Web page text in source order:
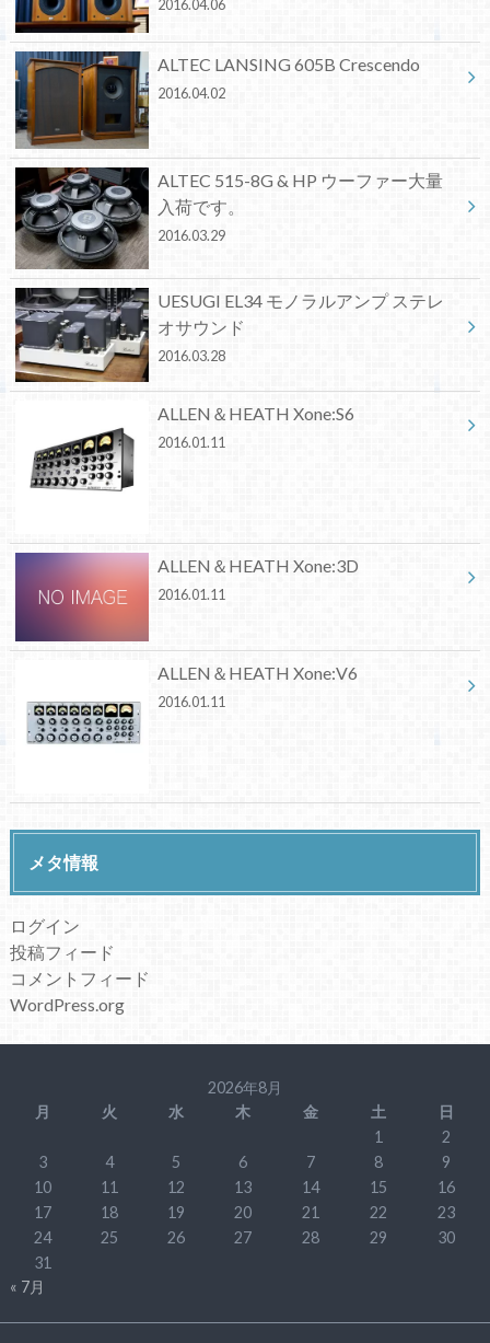
2016.04.06
ALTEC LANSING 605B Crescendo
2016.04.02
ALTEC 515-8G & HP ウーファー大量
入荷です。
2016.03.29
UESUGI EL34 モノラルアンプ ステレ
オサウンド
2016.03.28
ALLEN＆HEATH Xone:S6
2016.01.11
ALLEN＆HEATH Xone:3D
2016.01.11
ALLEN＆HEATH Xone:V6
2016.01.11
メタ情報
ログイン
投稿フィード
コメントフィード
WordPress.org
2026年8月
月
火 水 木 金 土
日
1
2
3
4 5 6 7 8
9
10
11 12 13 14 15
16
17
18 19 20 21 22
23
24
25 26 27 28 29
30
31
« 7月